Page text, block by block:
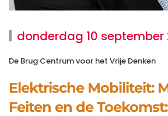
donderdag 10 september
De Brug Centrum voor het Vrije Denken
Elektrische Mobiliteit:
Feiten en de